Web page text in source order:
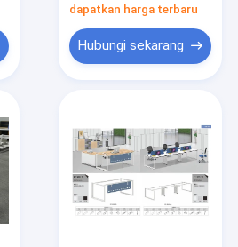
dapatkan harga terbaru
Hubungi sekarang